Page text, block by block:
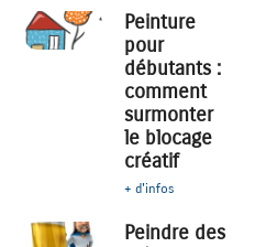
Peinture
pour
débutants :
comment
surmonter
le blocage
créatif
+ d'infos
Peindre des